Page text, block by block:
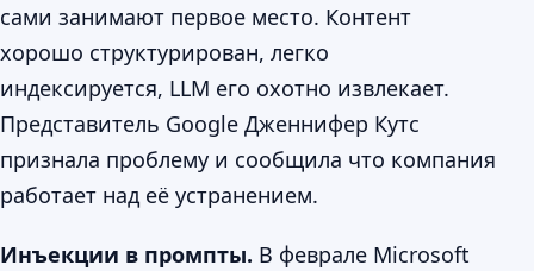
сами занимают первое место. Контент
хорошо структурирован, легко
индексируется, LLM его охотно извлекает.
Представитель Google Дженнифер Кутс
признала проблему и сообщила что компания
работает над её устранением.
Инъекции в промпты. В феврале Microsoft